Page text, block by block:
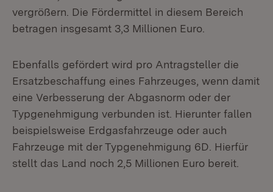
vergrößern. Die Fördermittel in diesem Bereich
betragen insgesamt 3,3 Millionen Euro.
Ebenfalls gefördert wird pro Antragsteller die
Ersatzbeschaffung eines Fahrzeuges, wenn damit
eine Verbesserung der Abgasnorm oder der
Typgenehmigung verbunden ist. Hierunter fallen
beispielsweise Erdgasfahrzeuge oder auch
Fahrzeuge mit der Typgenehmigung 6D. Hierfür
stellt das Land noch 2,5 Millionen Euro bereit.